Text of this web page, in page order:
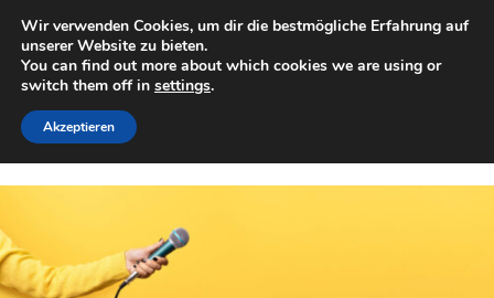
primären
Inhalt
springen
sekundären
Inhalt
springenAchwelle
Campus Medien der Fachhochschule Vorarlberg
Wir verwenden Cookies, um dir die bestmögliche Erfahrung auf
unserer Website zu bieten.
You can find out more about which cookies we are using or
switch them off in settings.
Akzeptieren